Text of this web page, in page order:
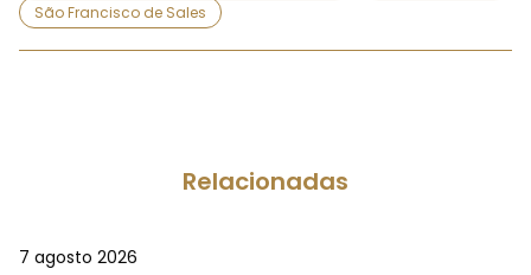
São Francisco de Sales
Relacionadas
7 agosto 2026